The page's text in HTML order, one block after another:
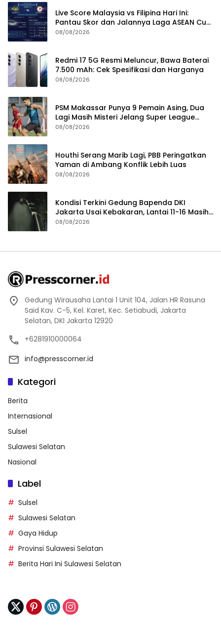
Live Score Malaysia vs Filipina Hari Ini:
Pantau Skor dan Jalannya Laga ASEAN Cup
2026
08/08/2026
Redmi 17 5G Resmi Meluncur, Bawa Baterai
7.500 mAh: Cek Spesifikasi dan Harganya
08/08/2026
PSM Makassar Punya 9 Pemain Asing, Dua
Lagi Masih Misteri Jelang Super League
2026/2027
08/08/2026
Houthi Serang Marib Lagi, PBB Peringatkan
Yaman di Ambang Konflik Lebih Luas
08/08/2026
Kondisi Terkini Gedung Bapenda DKI
Jakarta Usai Kebakaran, Lantai 11-16 Masih
dalam Pendinginan
08/08/2026
Gedung Wirausaha Lantai 1 Unit 104, Jalan HR Rasuna
Said Kav. C-5, Kel. Karet, Kec. Setiabudi, Jakarta
Selatan, DKI Jakarta 12920
+6281910000064
info@presscorner.id
Kategori
Berita
Internasional
Sulsel
Sulawesi Selatan
Nasional
Label
Sulsel
Sulawesi Selatan
Gaya Hidup
Provinsi Sulawesi Selatan
Berita Hari Ini Sulawesi Selatan